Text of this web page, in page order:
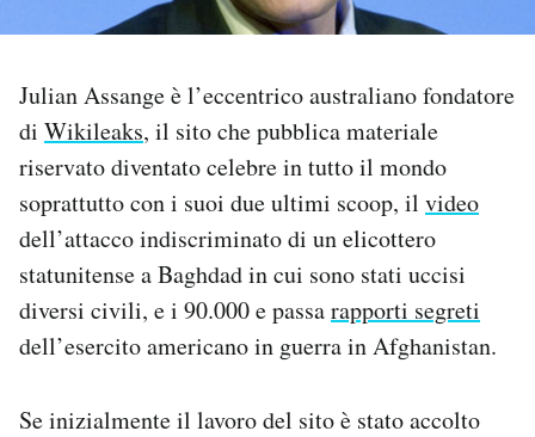
SHOP
CALENDARIO
Julian Assange è l’eccentrico australiano fondatore
di Wikileaks, il sito che pubblica materiale
riservato diventato celebre in tutto il mondo
soprattutto con i suoi due ultimi scoop, il video
dell’attacco indiscriminato di un elicottero
statunitense a Baghdad in cui sono stati uccisi
diversi civili, e i 90.000 e passarapporti segreti
dell’esercito americano in guerra in Afghanistan.
Se inizialmente il lavoro del sito è stato accolto